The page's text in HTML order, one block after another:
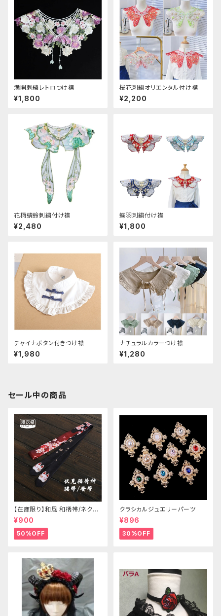
満開刺繍レトロつけ襟
¥1,800
桜花刺繍オリエンタル付け襟
¥2,200
花柄蜻蛉刺繍付け襟
¥2,480
蝶羽刺繍付け襟
¥1,800
チャイナボタン付きつけ襟
¥1,980
ナチュラルカラーつけ襟
¥1,280
セール中の商品
【在庫限り】和風 和柄帯/ネクタ
イ/リボン（狐面/金魚
¥900
50%OFF
クラシカルジュエリーパーツ
¥896
30%OFF